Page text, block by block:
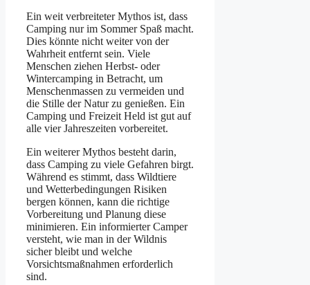
Ein weit verbreiteter Mythos ist, dass
Camping nur im Sommer Spaß macht.
Dies könnte nicht weiter von der
Wahrheit entfernt sein. Viele
Menschen ziehen Herbst- oder
Wintercamping in Betracht, um
Menschenmassen zu vermeiden und
die Stille der Natur zu genießen. Ein
Camping und Freizeit Held ist gut auf
alle vier Jahreszeiten vorbereitet.
Ein weiterer Mythos besteht darin,
dass Camping zu viele Gefahren birgt.
Während es stimmt, dass Wildtiere
und Wetterbedingungen Risiken
bergen können, kann die richtige
Vorbereitung und Planung diese
minimieren. Ein informierter Camper
versteht, wie man in der Wildnis
sicher bleibt und welche
Vorsichtsmaßnahmen erforderlich
sind.